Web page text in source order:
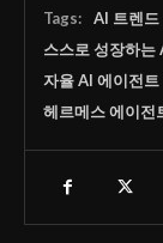
Tags: AI 트렌드
스스로 성장하는
자율 AI 에이전트
헤르메스 에이전